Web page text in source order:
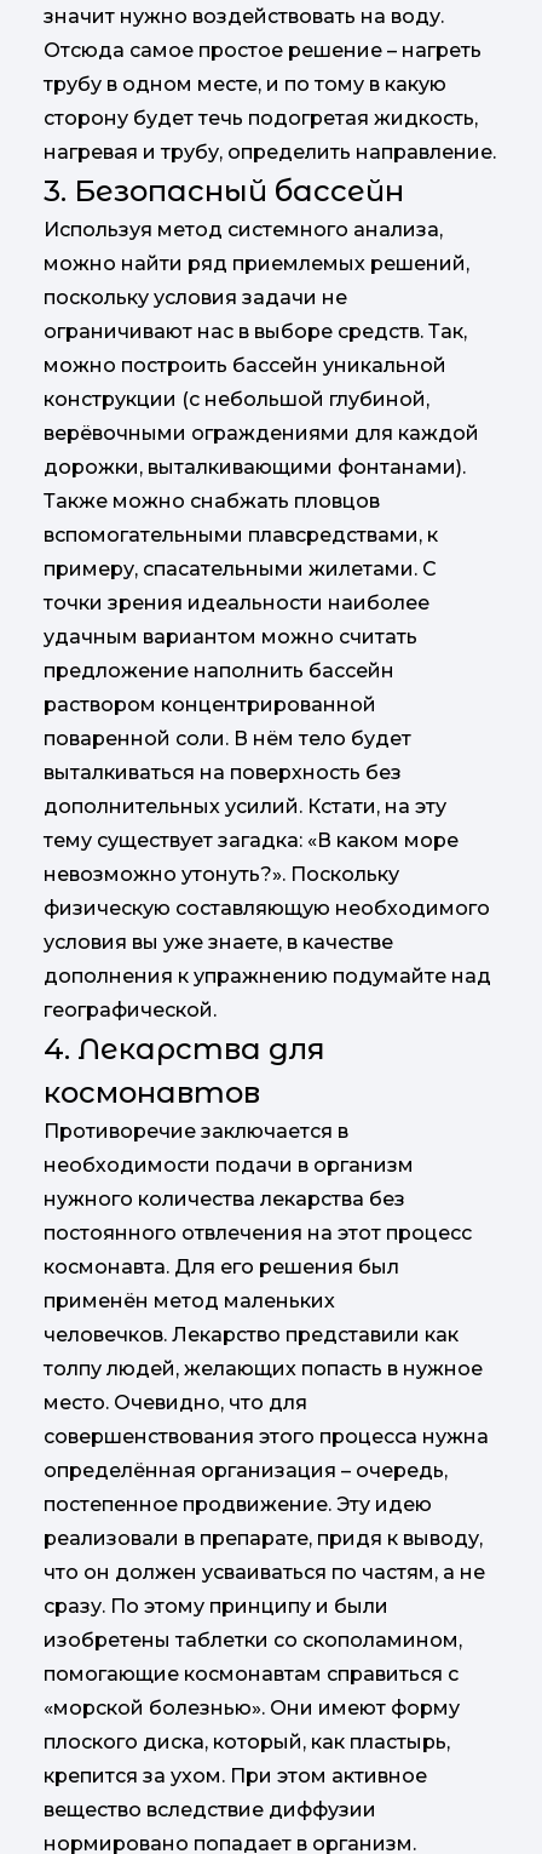
значит нужно воздействовать на воду.
Отсюда самое простое решение – нагреть
трубу в одном месте, и по тому в какую
сторону будет течь подогретая жидкость,
нагревая и трубу, определить направление.
3. Безопасный бассейн
Используя метод системного анализа,
можно найти ряд приемлемых решений,
поскольку условия задачи не
ограничивают нас в выборе средств. Так,
можно построить бассейн уникальной
конструкции (с небольшой глубиной,
верёвочными ограждениями для каждой
дорожки, выталкивающими фонтанами).
Также можно снабжать пловцов
вспомогательными плавсредствами, к
примеру, спасательными жилетами. С
точки зрения идеальности наиболее
удачным вариантом можно считать
предложение наполнить бассейн
раствором концентрированной
поваренной соли. В нём тело будет
выталкиваться на поверхность без
дополнительных усилий. Кстати, на эту
тему существует загадка: «В каком море
невозможно утонуть?». Поскольку
физическую составляющую необходимого
условия вы уже знаете, в качестве
дополнения к упражнению подумайте над
географической.
4. Лекарства для
космонавтов
Противоречие заключается в
необходимости подачи в организм
нужного количества лекарства без
постоянного отвлечения на этот процесс
космонавта. Для его решения был
применён метод маленьких
человечков. Лекарство представили как
толпу людей, желающих попасть в нужное
место. Очевидно, что для
совершенствования этого процесса нужна
определённая организация – очередь,
постепенное продвижение. Эту идею
реализовали в препарате, придя к выводу,
что он должен усваиваться по частям, а не
сразу. По этому принципу и были
изобретены таблетки со скополамином,
помогающие космонавтам справиться с
«морской болезнью». Они имеют форму
плоского диска, который, как пластырь,
крепится за ухом. При этом активное
вещество вследствие диффузии
нормировано попадает в организм.